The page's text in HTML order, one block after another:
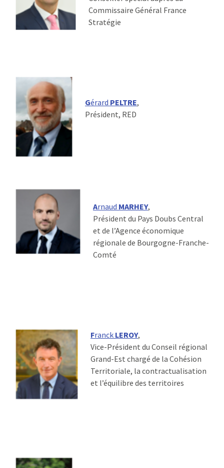
Commissaire Général France
Stratégie
Gérard PELTRE,
Président, RED
Arnaud MARHEY,
Président du Pays Doubs Central
et de l’Agence économique
régionale de Bourgogne-Franche-
Comté
Franck LEROY,
Vice-Président du Conseil régional
Grand-Est chargé de la Cohésion
Territoriale, la contractualisation
et l’équilibre des territoires